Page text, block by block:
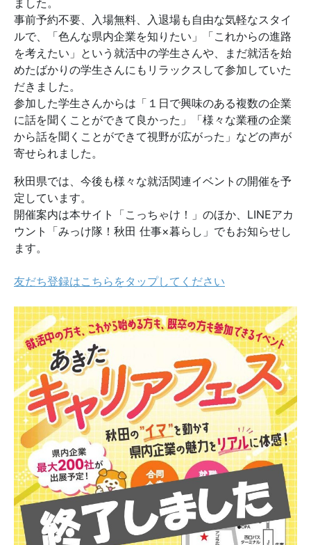
ました。
事前予約不要、入場無料、入退場も自由な気軽なスタイ
ルで、「色んな県内企業を知りたい」「これからの進路
を考えたい」という就活中の学生さんや、まだ就活を始
めたばかりの学生さんにもリラックスして参加していた
だきました。
参加した学生さんからは「１日で興味のある複数の企業
に話を聞くことができて良かった」「様々な業種の企業
から話を聞くことができて視野が広がった」などの声が
寄せられました。
秋田県では、今後も様々な就活関連イベントの開催を予
定しています。
開催案内は本サイト「こっちゃけ！」のほか、LINEアカ
ウント「みっけ隊！秋田 仕事×暮らし」でもお知らせし
ます。
友だち登録はこちらをタップしてください